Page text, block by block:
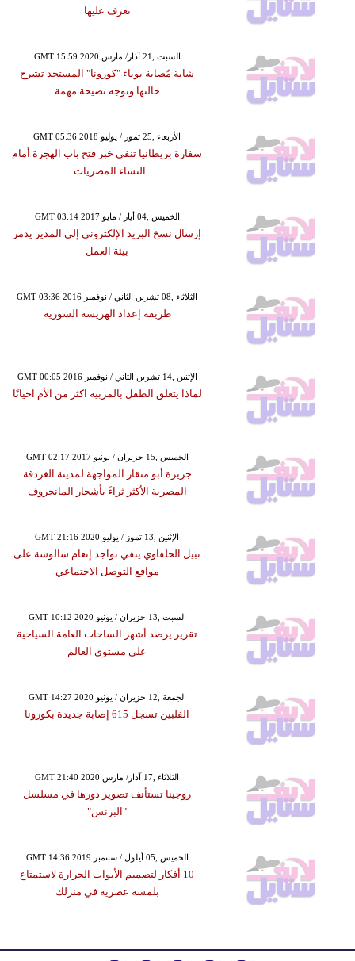
تعرف عليها
GMT 15:59 2020 السبت ,21 آذار/ مارس
شابة مُصابة بوباء "كورونا" المستجد تشرح
حالتها وتوجه نصيحة مهمة
GMT 05:36 2018 الأربعاء ,25 تموز / يوليو
سفارة بريطانيا تنفي خبر فتح باب الهجرة أمام
النساء المصريات
GMT 03:14 2017 الخميس ,04 أيار / مايو
إرسال نسخ البريد الإلكتروني إلى المدير يدمر
بيئة العمل
GMT 03:36 2016 الثلاثاء ,08 تشرين الثاني / نوفمبر
طريقة إعداد الهريسة السورية
GMT 00:05 2016 الإثنين ,14 تشرين الثاني / نوفمبر
لماذا يتعلق الطفل بالمربية اكثر من الأم احيانًا
GMT 02:17 2017 الخميس ,15 حزيران / يونيو
جزيرة أبو منقار المواجهة لمدينة الغردقة
المصرية الأكثر ثراءً بأشجار المانجروف
GMT 21:16 2020 الإثنين ,13 تموز / يوليو
نبيل الحلفاوي ينفي تواجد إنعام سالوسة على
مواقع التوصل الاجتماعي
GMT 10:12 2020 السبت ,13 حزيران / يونيو
تقرير يرصد أشهر الساحات العامة السياحية
على مستوى العالم
GMT 14:27 2020 الجمعة ,12 حزيران / يونيو
الفلبين تسجل 615 إصابة جديدة بكورونا
GMT 21:40 2020 الثلاثاء ,17 آذار/ مارس
روجينا تستأنف تصوير دورها في مسلسل
"البرنس"
GMT 14:36 2019 الخميس ,05 أيلول / سبتمبر
10 أفكار لتصميم الأبواب الجرارة لاستمتاع
بلمسة عصرية في منزلك